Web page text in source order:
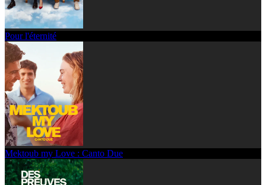
Pour l'éternité
Mektoub my Love : Canto Due